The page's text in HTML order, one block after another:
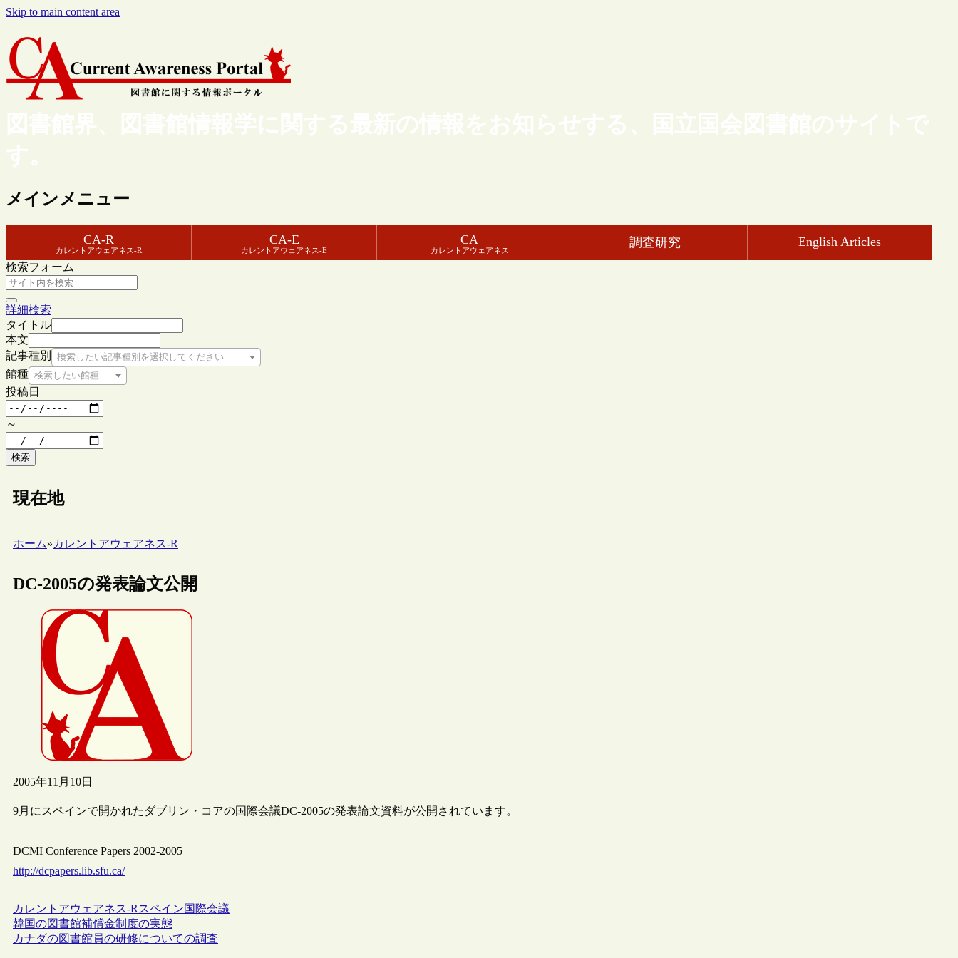
Skip to main content area
図書館界、図書館情報学に関する最新の情報をお知らせする、国立国会図書館のサイトで
す。
メインメニュー
CA-R
カレントアウェアネス-R
CA-E
カレントアウェアネス-E
CA
カレントアウェアネス
調査研究 English Articles
検索フォーム
詳細検索
タイトル
本文
記事種別
検索したい記事種別を選択してください
館種 検索したい館種を選択してください
投稿日
～
検索
現在地
ホーム»カレントアウェアネス-R
DC-2005の発表論文公開
2005年11月10日
9月にスペインで開かれたダブリン・コアの国際会議DC-2005の発表論文資料が公開されています。
DCMI Conference Papers 2002-2005
http://dcpapers.lib.sfu.ca/
カレントアウェアネス-R スペイン国際会議
韓国の図書館補償金制度の実態
カナダの図書館員の研修についての調査